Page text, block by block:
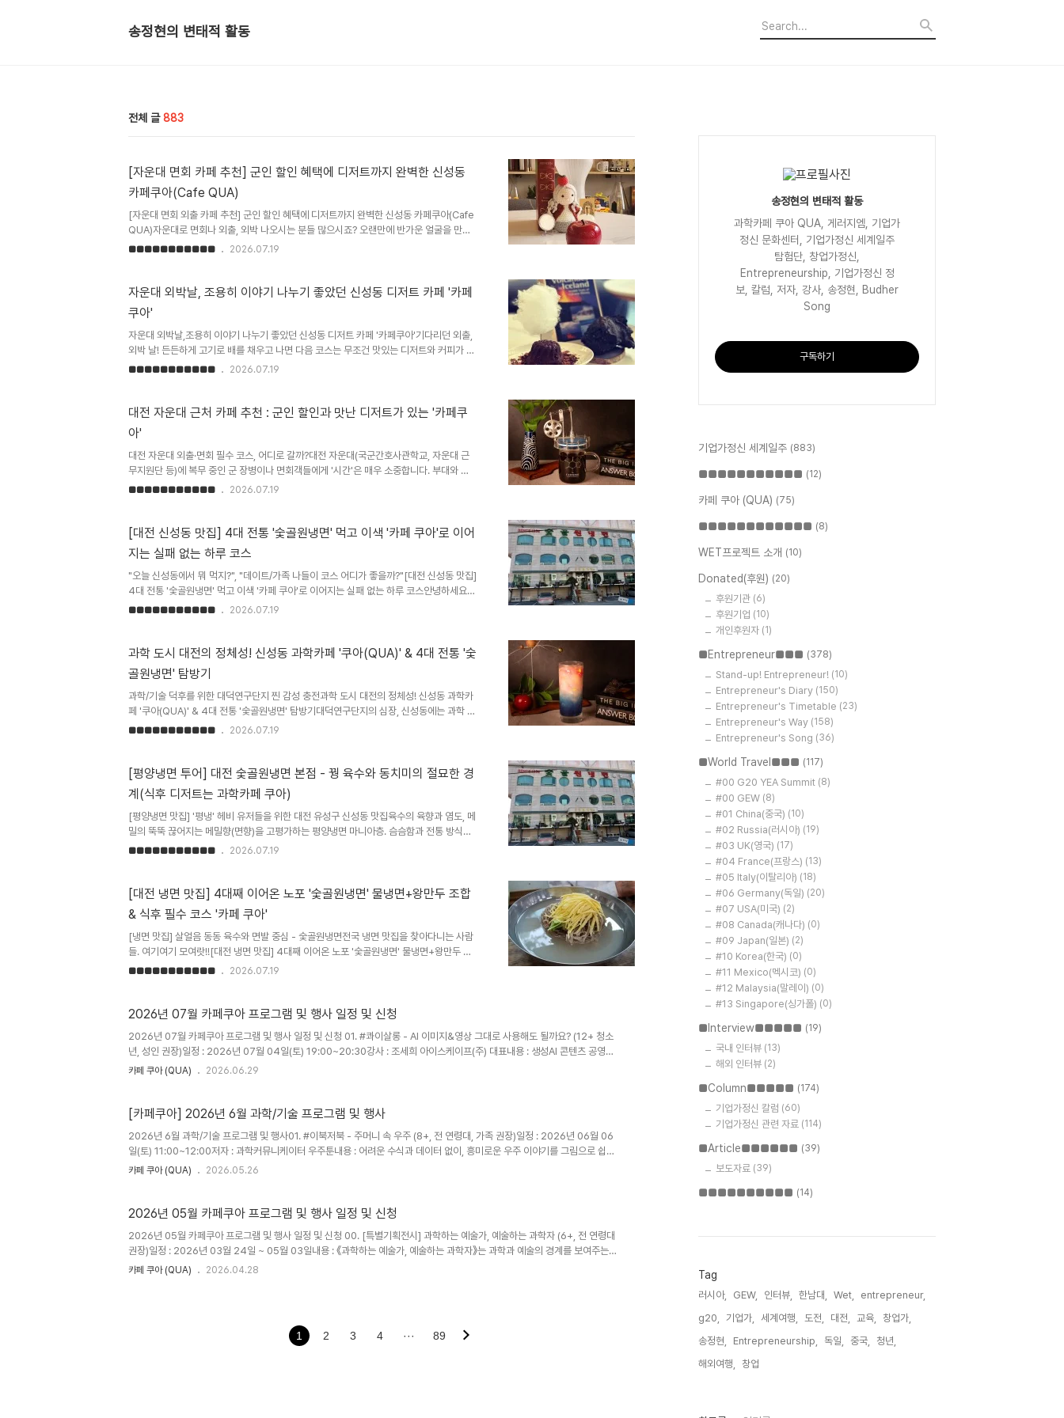
송정현의 변태적 활동
전체 글 883
[자운대 면회 카페 추천] 군인 할인 혜택에 디저트까지 완벽한 신성동
카페쿠아(Cafe QUA)
[자운대 면회 외출 카페 추천] 군인 할인 혜택에 디저트까지 완벽한 신성동 카페쿠아(Cafe
QUA)자운대로 면회나 외출, 외박 나오시는 분들 많으시죠? 오랜만에 반가운 얼굴을 만나
는 소중한 시간, 밥 먹고 나서 어디 가서 편하게 이야기 나눌지 고민되신다면 자운대 바로
히 이곳을 추천하는 핵심 이유 3가지를 정리해 볼게요.​1. 군 장병을 위한 특별한 할인 혜택
🪖 나라를 지키느라 고생하는 우리 군인들을 위해, 카페쿠아에서는 특별한 군인 할인 혜택
을 제공하고 있어요. 휴가증이나 외출증, 혹은 군복을 입고 방문하시면 맛있는..
■■■■■■■■■■■ 2026.07.19
자운대 외박날, 조용히 이야기 나누기 좋았던 신성동 디저트 카페 '카페
쿠아'
자운대 외박날,조용히 이야기 나누기 좋았던 신성동 디저트 카페 '카페쿠아'기다리던 외출,
외박 날! 든든하게 고기로 배를 채우고 나면 다음 코스는 무조건 맛있는 디저트와 커피가 있
는 카페죠. 자운대 근처에 예쁘고 맛있는 카페가 어디 있을까 검색하다가 발견한 보석 같은
가증을 보여주면 할인을 해주는 따뜻한 인심 덕분에 매장에 들어설 때부터 기분이 좋아지는
곳입니다. 🍰 입에서 녹는 디저트와 향긋한 커피 진열장을 꽉 채운 디저트들을 보면 배가 불
러도 안 시킬 수가 없어요. 커피도 산미나 고소함 등 취향에 맞게 즐길 수..
■■■■■■■■■■■ 2026.07.19
대전 자운대 근처 카페 추천 : 군인 할인과 맛난 디저트가 있는 '카페쿠
아'
대전 자운대 외출·면회 필수 코스, 어디로 갈까?대전 자운대(국군간호사관학교, 자운대 근
무지원단 등)에 복무 중인 군 장병이나 면회객들에게 '시간'은 매우 소중합니다. 부대와 가
까우면서도 제대로 된 휴식을 취할 수 있는 퀄리티 높은 공간을 찾는 분들을 위해, 신성동에
는 추세지만, 카페쿠아는 국가에 헌신하는 장병들을 위해 군인 할인 제도를 운영하고 있습
니다. 군 신분을 증명할 수 있는 수단(외출증, 휴가증, 군복 등)을 제시하면 할인된 가격으로
메뉴를 이용할 수 있어 합리적입니다. 2. 최고 수준의 커피와 디저트 페어링단순히..
■■■■■■■■■■■ 2026.07.19
[대전 신성동 맛집] 4대 전통 '숯골원냉면' 먹고 이색 '카페 쿠아'로 이어
지는 실패 없는 하루 코스
"오늘 신성동에서 뭐 먹지?", "데이트/가족 나들이 코스 어디가 좋을까?"[대전 신성동 맛집]
4대 전통 '숯골원냉면' 먹고 이색 '카페 쿠아'로 이어지는 실패 없는 하루 코스안녕하세요!
오늘은 대전 유성구 신성동에서 현지인들이 가장 사랑하는 완벽한 식사+카페 코스를 소개
째 이어져 온 깊은 손맛을 자랑하는 숯골원냉면입니다. 날이 더워지면 주차장이 꽉 찰 정도
로 인기가 높은 곳이에요. 자극적이지 않고 개운한 물냉면 한 그릇에, 속이 꽉 찬 평양식 왕
만두를 곁들이면 깔끔하고 든든한 점심 식사가 완성됩니다. 부모님 입맛에도 딱 맞아..
■■■■■■■■■■■ 2026.07.19
과학 도시 대전의 정체성! 신성동 과학카페 '쿠아(QUA)' & 4대 전통 '숯
골원냉면' 탐방기
과학/기술 덕후를 위한 대덕연구단지 찐 감성 충전과학 도시 대전의 정체성! 신성동 과학카
페 '쿠아(QUA)' & 4대 전통 '숯골원냉면' 탐방기대덕연구단지의 심장, 신성동에는 과학 덕
후들의 가슴을 뛰게 하는 특별한 코스가 있습니다. 미식의 역사와 과학적 영감이 공존하는
달리, 메밀면의 구수한 향을 극대화하기 위해 꿩 육수와 동치미 국물의 산도를 절묘하게 매
칭했습니다. 메밀 함량이 높아 툭툭 끊기는 면발의 텍스처는 씹을수록 복합적인 풍미를 뿜
어냅니다.​지적 유희의 끝판왕, 과학카페 '쿠아(QUA)' 식후 방문할 쿠아는 과학 커뮤니케..
■■■■■■■■■■■ 2026.07.19
[평양냉면 투어] 대전 숯골원냉면 본점 - 꿩 육수와 동치미의 절묘한 경
계(식후 디저트는 과학카페 쿠아)
[평양냉면 맛집] '평냉' 헤비 유저들을 위한 대전 유성구 신성동 맛집육수의 육향과 염도, 메
밀의 뚝뚝 끊어지는 메밀향(면향)을 고평가하는 평양냉면 마니아층. 슴슴함과 전통 방식을
중요하게 생각하는 분들에게 추천!![평양냉면 투어] 대전 숯골원냉면 본점 - 꿩 육수와 동치
냉면과는 결이 다른, 이북 전통 방식을 고수하는 곳이기 때문입니다.​꿩 육수와 계절 동치미
의 블렌딩 숯골원냉면의 정체성은 육수에 있습니다. 꿩 고기를 베이스로 우려내어 감칠맛의
깊이가 소고기와는 완전히 다릅니다. 첫 모금에는 동치미의 쿰쿰하면서도 시원한 짠맛이
혀..
■■■■■■■■■■■ 2026.07.19
[대전 냉면 맛집] 4대째 이어온 노포 '숯골원냉면' 물냉면+왕만두 조합
& 식후 필수 코스 '카페 쿠아'
[냉면 맛집] 살얼음 동동 육수와 면발 중심 - 숯골원냉면전국 냉면 맛집을 찾아다니는 사람
들. 여기여기 모여랏!![대전 냉면 맛집] 4대째 이어온 노포 '숯골원냉면' 물냉면+왕만두 조
합 & 식후 필수 코스 '카페 쿠아'전국의 냉면 마니아들을 설레게 하는 대전의 대표 노포, 신
의 묵직한 감칠맛 뒤로 동치미의 청량하고 새콤한 끝맛이 싹 치고 올라옵니다. 인위적인 설
잘 살아있어 육수를 가득 머금습니다. 겨자와 식초를 치기 전 절반을 드시고, 나머지 절반..
■■■■■■■■■■■ 2026.07.19
2026년 07월 카페쿠아 프로그램 및 행사 일정 및 신청
2026년 07월 카페쿠아 프로그램 및 행사 일정 및 신청 01. #콰이살롱 - AI 이미지&영상 그대로 사용해도 될까요? ​(12+ 청소
년, 성인 권장)일정 : 2026년 07월 04일(토) 19:00~20:30강사 : 조세희 아이스케이프(주) 대표내용 : 생성AI 콘텐츠 공영방
송에 방송할 수 있는 수준까지 끌어올리기, 이미지 생성, 편집, 저작권까지 고려한 사례와 실습 중심 워크숍 *노트북 또는 패드 등
..
카페 쿠아 (QUA) 2026.06.29
[카페쿠아] 2026년 6월 과학/기술 프로그램 및 행사
2026년 6월 과학/기술 프로그램 및 행사01. #이북저북 - 주머니 속 우주 (8+, 전 연령대, 가족 권장)일정 : 2026년 06월 06
일(토) 11:00~12:00저자 : 과학커뮤니케이터 우주툰내용 : 어려운 수식과 데이터 없이, 흥미로운 우주 이야기를 그림으로 쉽고
재미있게 들려주는 천문학자의 이야기비용 : 1인당 1만원신청 : https://forms.gle/JPFP8FGNBXPBScxt5*현장에서 책을
가진 AI?, ..
카페 쿠아 (QUA) 2026.05.26
2026년 05월 카페쿠아 프로그램 및 행사 일정 및 신청
2026년 05월 카페쿠아 프로그램 및 행사 일정 및 신청 00. [특별기획전시] 과학하는 예술가, 예술하는 과학자 (6+, 전 연령대
권장)일정 : 2026년 03월 24일 ~ 05월 03일내용 : 《과학하는 예술가, 예술하는 과학자》는 과학과 예술의 경계를 보여주는
전시가 아니라, 그 경계가 흔들리는태도와 과정을 전시하는 프로젝트입니다. 본 전시에서 과학·기술과 예술(만화·일러스트 등)이
카페 쿠아 (QUA) 2026.04.28
1 2 3 4 ··· 89
송정현의 변태적 활동
과학카페 쿠아 QUA, 게러지엠, 기업가
정신 문화센터, 기업가정신 세계일주
탐험단, 창업가정신,
Entrepreneurship, 기업가정신 정
보, 칼럼, 저자, 강사, 송정현, Budher
Song
구독하기
기업가정신 세계일주 (883)
■■■■■■■■■■■ (12)
카페 쿠아 (QUA) (75)
■■■■■■■■■■■■ (8)
WET프로젝트 소개 (10)
Donated(후원) (20)
후원기관 (6)
후원기업 (10)
개인후원자 (1)
■Entrepreneur■■■ (378)
Stand-up! Entrepreneur! (10)
Entrepreneur's Diary (150)
Entrepreneur's Timetable (23)
Entrepreneur's Way (158)
Entrepreneur's Song (36)
■World Travel■■■ (117)
#00 G20 YEA Summit (8)
#00 GEW (8)
#01 China(중국) (10)
#02 Russia(러시아) (19)
#03 UK(영국) (17)
#04 France(프랑스) (13)
#05 Italy(이탈리아) (18)
#06 Germany(독일) (20)
#07 USA(미국) (2)
#08 Canada(캐나다) (0)
#09 Japan(일본) (2)
#10 Korea(한국) (0)
#11 Mexico(멕시코) (0)
#12 Malaysia(말레이) (0)
#13 Singapore(싱가폴) (0)
■Interview■■■■■ (19)
국내 인터뷰 (13)
해외 인터뷰 (2)
■Column■■■■■ (174)
기업가정신 칼럼 (60)
기업가정신 관련 자료 (114)
■Article■■■■■■ (39)
보도자료 (39)
■■■■■■■■■■ (14)
Tag
러시아, GEW, 인터뷰, 한남대, Wet,
entrepreneur,
g20,
기업가, 세계여행, 도전, 대전, 교육,
창업가,
송정현,
Entrepreneurship, 독일, 중국,
청년,
해외여행,
창업,